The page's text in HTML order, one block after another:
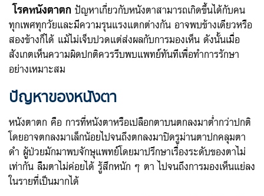
โรคหนังตาตก ปัญหาเกี่ยวกับหนังตาสามารถเกิดขึ้นได้กับคน
ทุกเพศทุกวัยและมีความรุนแรงแตกต่างกัน อาจพบข้างเดียวหรือ
สองข้างก็ได้ แม้ไม่เจ็บปวดแต่ส่งผลกับการมองเห็น ดังนั้นเมื่อ
สังเกตเห็นความผิดปกติควรรีบพบแพทย์ทันทีเพื่อทำการรักษา
อย่างเหมาะสม
ปัญหาของหนังตา
หนังตาตก คือ การที่หนังตาหรือเปลือกตาบนตกลงมาต่ำกว่าปกติ
โดยอาจตกลงมาเล็กน้อยไปจนถึงตกลงมาปิดรูม่านตาปกคลุมตา
ดำ ผู้ป่วยมักมาพบจักษุแพทย์โดยมาปรึกษาเรื่องระดับของตาไม่
เท่ากัน ลืมตาไม่ค่อยได้ รู้สึกหนัก ๆ ตา ไปจนถึงการมองเห็นแย่ลง
ในรายที่เป็นมากได้